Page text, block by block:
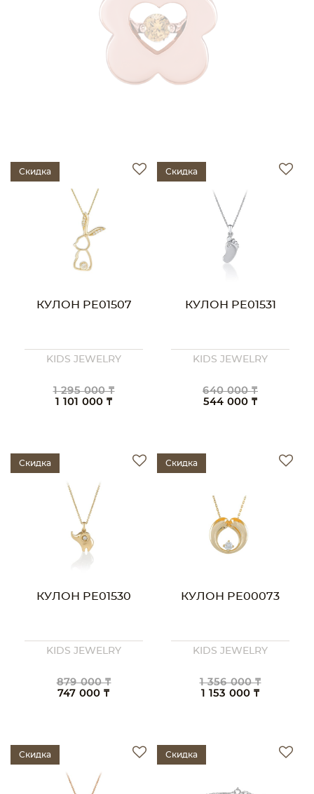
Скидка
КУЛОН PE01507
KIDS JEWELRY
1 295 000 ₸
1 101 000 ₸
Скидка
КУЛОН PE01531
KIDS JEWELRY
640 000 ₸
544 000 ₸
Скидка
КУЛОН PE01530
KIDS JEWELRY
879 000 ₸
747 000 ₸
Скидка
КУЛОН PE00073
KIDS JEWELRY
1 356 000 ₸
1 153 000 ₸
Скидка Скидка